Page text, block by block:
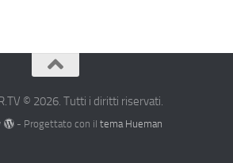
© 2026. Tutti i diritti riservati.
- Progettato con il tema Hueman